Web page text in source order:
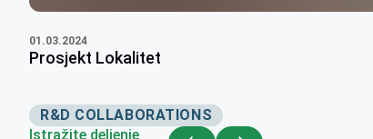
01.03.2024
Prosjekt Lokalitet
R&D COLLABORATIONS
Istražite deljenje